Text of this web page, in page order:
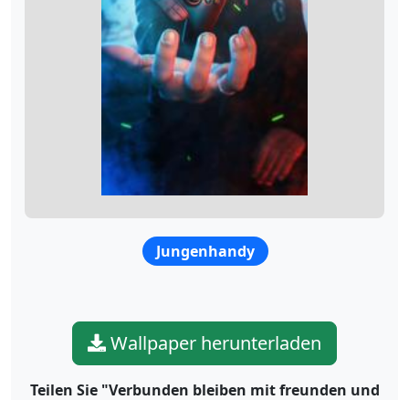
Jungenhandy
Wallpaper herunterladen
Teilen Sie "Verbunden bleiben mit freunden und